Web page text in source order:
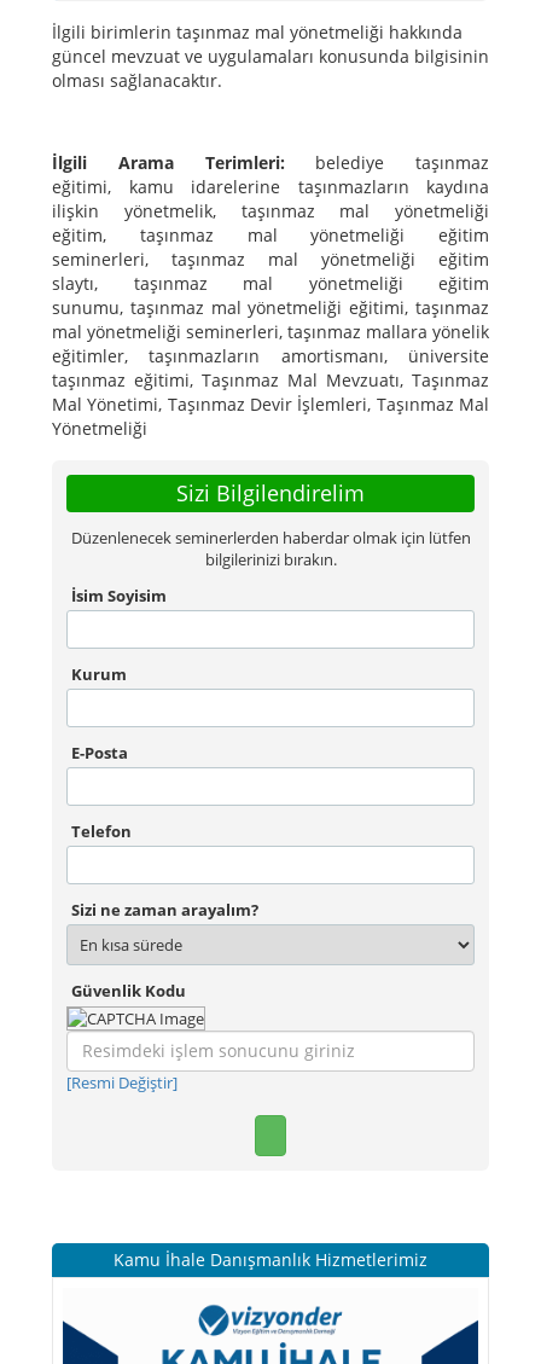
İlgili birimlerin taşınmaz mal yönetmeliği hakkında
güncel mevzuat ve uygulamaları konusunda bilgisinin
olması sağlanacaktır.
İlgili Arama Terimleri: belediye taşınmaz
eğitimi, kamu idarelerine taşınmazların kaydına
ilişkin yönetmelik, taşınmaz mal yönetmeliği
eğitim, taşınmaz mal yönetmeliği eğitim
seminerleri, taşınmaz mal yönetmeliği eğitim
slaytı, taşınmaz mal yönetmeliği eğitim
sunumu, taşınmaz mal yönetmeliği eğitimi, taşınmaz
mal yönetmeliği seminerleri, taşınmaz mallara yönelik
eğitimler, taşınmazların amortismanı, üniversite
taşınmaz eğitimi, Taşınmaz Mal Mevzuatı, Taşınmaz
Mal Yönetimi, Taşınmaz Devir İşlemleri, Taşınmaz Mal
Yönetmeliği
Sizi Bilgilendirelim
Düzenlenecek seminerlerden haberdar olmak için lütfen
bilgilerinizi bırakın.
İsim Soyisim
Kurum
E-Posta
Telefon
Sizi ne zaman arayalım?
Güvenlik Kodu
[Resmi Değiştir]
Kamu İhale Danışmanlık Hizmetlerimiz